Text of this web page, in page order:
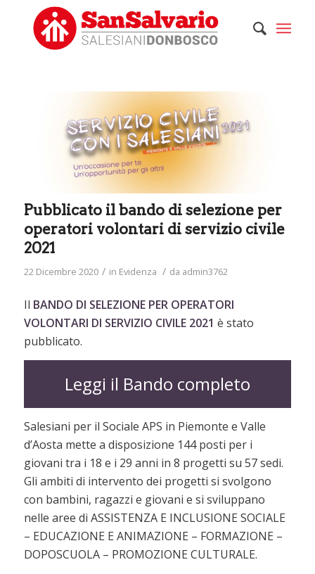
Pubblicato il bando di selezione per
operatori volontari di servizio civile
2021
22 Dicembre 2020 / in Evidenza / da admin3762
Il BANDO DI SELEZIONE PER OPERATORI
VOLONTARI DI SERVIZIO CIVILE 2021 è stato
pubblicato.
Leggi il Bando completo
Salesiani per il Sociale APS in Piemonte e Valle
d’Aosta mette a disposizione 144 posti per i
giovani tra i 18 e i 29 anni in 8 progetti su 57 sedi.
Gli ambiti di intervento dei progetti si svolgono
con bambini, ragazzi e giovani e si sviluppano
nelle aree di ASSISTENZA E INCLUSIONE SOCIALE
– EDUCAZIONE E ANIMAZIONE – FORMAZIONE –
DOPOSCUOLA – PROMOZIONE CULTURALE.